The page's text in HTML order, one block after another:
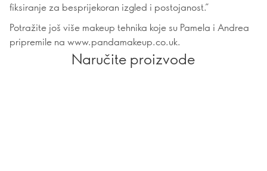
fiksiranje za besprijekoran izgled i postojanost.”
Potražite još više makeup tehnika koje su Pamela i Andrea
pripremile na www.pandamakeup.co.uk.
Naručite proizvode